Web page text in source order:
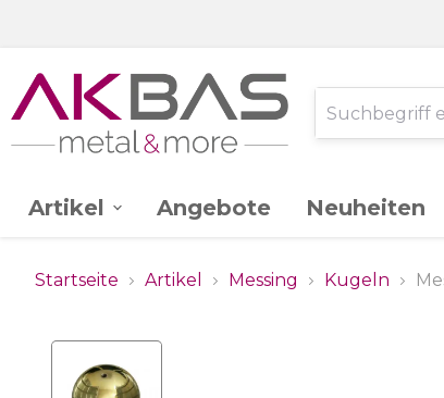
Artikel
AK -
Edelstahl V2A
Glas
Angebote Neuheiten
Startseite Artikel Messing Kugeln